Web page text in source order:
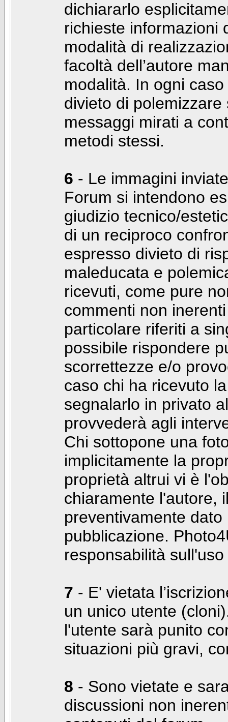
dichiararlo
richieste informazioni
modalità di
facoltà dell’autore
modalità. In ogni
divieto di
messaggi mirati a
metodi stessi.
6 - Le immagini
Forum si intendono
giudizio tecnico/
di un reciproco
espresso divieto di
maleducata e
ricevuti, come pure
commenti non
particolare riferiti a
possibile rispondere
scorrettezze e/o
caso chi ha ricevuto
segnalarlo in privato
provvederà agli
Chi sottopone una
implicitamente la
proprietà altrui vi è
chiaramente l'autore,
preventivamente
pubblicazione.
responsabilità
7 - E' vietata
un unico utente
l'utente sarà punito
situazioni più gravi,
8 - Sono vietate e
discussioni non